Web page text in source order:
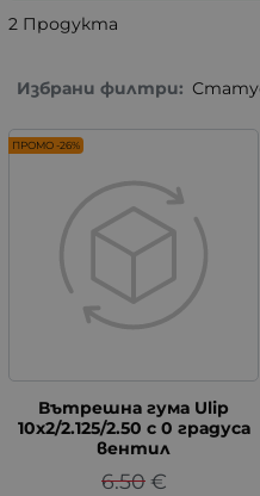
2 Продукта
Избрани филтри:
Вътрешна гума Ulip
10х2/2.125/2.50 с 0 градуса
вентил
6.50 €
ПРОМО -26%